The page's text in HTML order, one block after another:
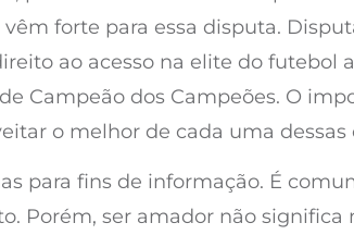
forte para essa disputa.
ao acesso na elite do futebol
Campeão dos Campeões. O
o melhor de cada uma dessas
para fins de informação. É
Porém, ser amador não significa